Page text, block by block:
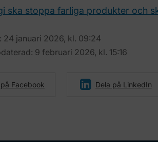
ska stoppa farliga produkter och
24 januari 2026, kl. 09:24
9 februari 2026, kl. 15:16
Facebook Dela på LinkedIn